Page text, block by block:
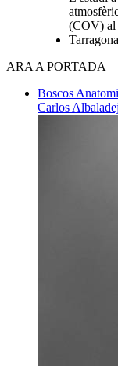
(COV) al
ARA A PORTADA
Boscos
Carlos